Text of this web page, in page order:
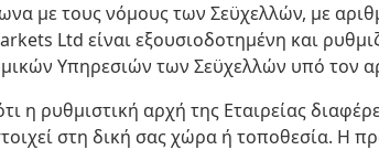
με τους νόμους των Σεϋχελλών, με
Ltd είναι εξουσιοδοτημένη και
Υπηρεσιών των Σεϋχελλών υπό τον
η ρυθμιστική αρχή της Εταιρείας
στη δική σας χώρα ή τοποθεσία. Η